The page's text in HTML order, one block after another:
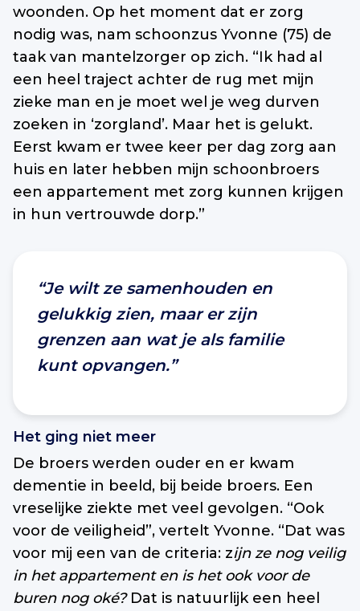
woonden. Op het moment dat er zorg
nodig was, nam schoonzus Yvonne (75) de
taak van mantelzorger op zich. “Ik had al
een heel traject achter de rug met mijn
zieke man en je moet wel je weg durven
zoeken in ‘zorgland’. Maar het is gelukt.
Eerst kwam er twee keer per dag zorg aan
huis en later hebben mijn schoonbroers
een appartement met zorg kunnen krijgen
in hun vertrouwde dorp.”
“Je wilt ze samenhouden en
gelukkig zien, maar er zijn
grenzen aan wat je als familie
kunt opvangen.”
Het ging niet meer
De broers werden ouder en er kwam
dementie in beeld, bij beide broers. Een
vreselijke ziekte met veel gevolgen. “Ook
voor de veiligheid”, vertelt Yvonne. “Dat was
voor mij een van de criteria: zijn ze nog veilig
in het appartement en is het ook voor de
buren nog oké? Dat is natuurlijk een heel